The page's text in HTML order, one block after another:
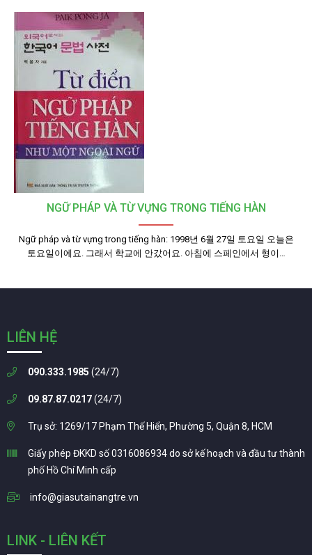
NGỮ PHÁP VÀ TỪ VỰNG TRONG TIẾNG HÀN
Ngữ pháp và từ vựng trong tiếng hàn: 1998년 6월 27일 토요일 오늘은
토요일이에요. 그래서 학교에 안갔어요. 아침에 스페인에서 형이…
LIÊN HỆ
090.333.1985 (24/7)
09.87.87.0217(24/7)
Trụ sở: 1269/17 Phạm Thế Hiển, Phường 5, Quận 8, HCM
Giấy phép ĐKKD số 0316086934 do sở kế hoạch và đầu tư thành
phố Hồ Chí Minh cấp
info@giasutainangtre.vn
LINK - LIÊN KẾT